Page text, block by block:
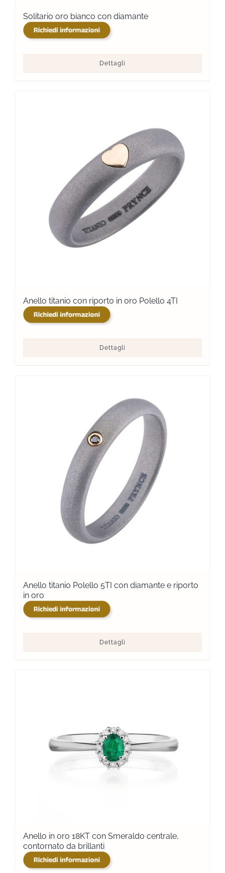
Solitario oro bianco con diamante
Dettagli
Anello titanio con riporto in oro Polello 4TI
Dettagli
Anello titanio Polello 5TI con diamante e riporto
in oro
Dettagli
Anello in oro 18KT con Smeraldo centrale,
contornato da brillanti